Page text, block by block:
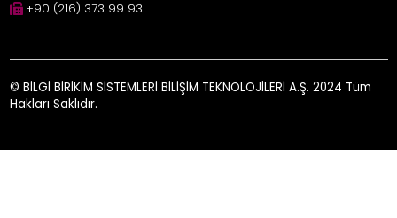
+90 (216) 373 99 93
© BİLGİ BİRİKİM SİSTEMLERİ BİLİŞİM TEKNOLOJİLERİ A.Ş. 2024 Tüm
Hakları Saklıdır.